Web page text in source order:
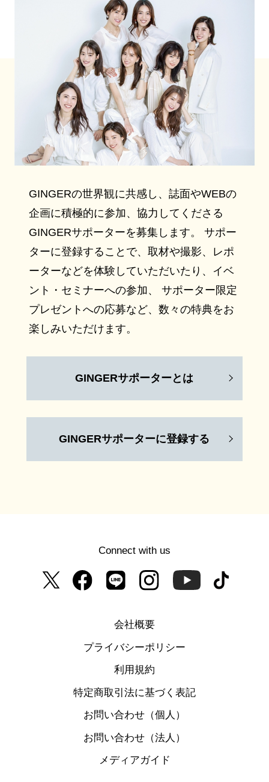
GINGERの世界観に共感し、誌面やWEBの
企画に積極的に参加、協力してくださる
GINGERサポーターを募集します。 サポー
ターに登録することで、取材や撮影、レポ
ーターなどを体験していただいたり、イベ
ント・セミナーへの参加、 サポーター限定
プレゼントへの応募など、数々の特典をお
楽しみいただけます。
GINGERサポーターとは
GINGERサポーターに登録する
Connect with us
会社概要
プライバシーポリシー
利用規約
特定商取引法に基づく表記
お問い合わせ（個人）
お問い合わせ（法人）
メディアガイド